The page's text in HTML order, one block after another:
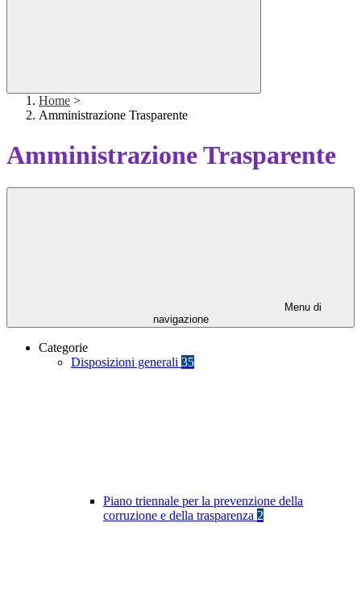
Home >
Amministrazione Trasparente
Amministrazione Trasparente
Menu di
navigazione
Categorie
Disposizioni generali 35
Piano triennale per la prevenzione della
corruzione e della trasparenza 2